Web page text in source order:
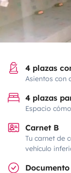
4 plazas
Asientos con
4 plazas
Espacio
Carnet B
Tu carnet de
vehículo